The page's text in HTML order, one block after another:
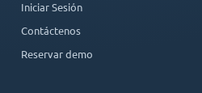
Iniciar Sesión
Contáctenos
Reservar demo